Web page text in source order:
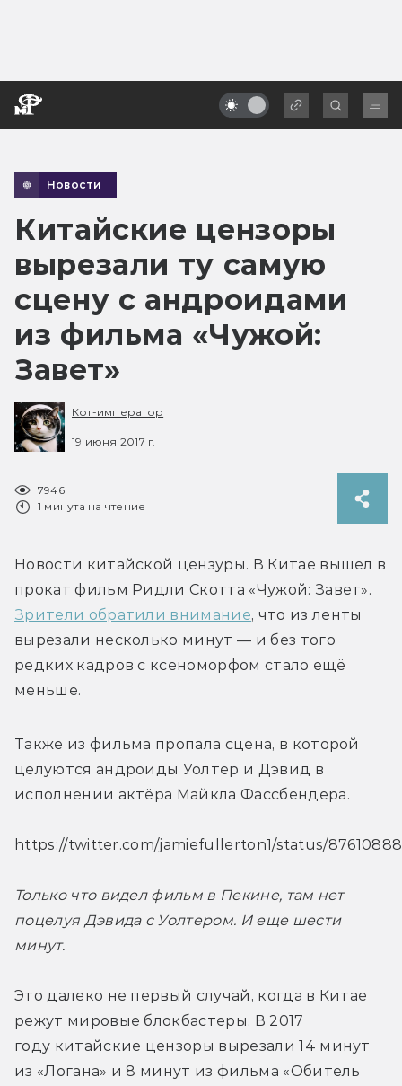
Новости
Китайские цензоры
вырезали ту самую
сцену с андроидами
из фильма «Чужой:
Завет»
Кот-император
19 июня 2017 г.
7946
1 минута на чтение
Новости китайской цензуры. В Китае вышел в
Зрители обратили внимание, что из ленты
вырезали несколько минут — и без того
редких кадров с ксеноморфом стало ещё
меньше.
Также из фильма пропала сцена, в которой
целуются андроиды Уолтер и Дэвид в
исполнении актёра Майкла Фассбендера.
https://twitter.com/jamiefullerton1/status/
Только что видел фильм в Пекине, там нет
поцелуя Дэвида с Уолтером. И еще шести
минут.
Это далеко не первый случай, когда в Китае
режут мировые блокбастеры. В 2017
году китайские цензоры вырезали 14 минут
из «Логана» и 8 минут из фильма «Обитель